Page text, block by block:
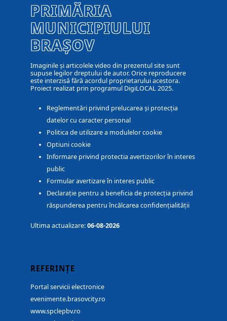
PRIMĂRIA
MUNICIPIULUI
BRAȘOV
Imaginile și articolele video din prezentul site sunt
supuse legilor dreptului de autor. Orice reproducere
este interzisă fără acordul proprietarului acestora.
Proiect realizat prin programul DigiLOCAL 2025.
Reglementări privind prelucarea și protecția
datelor cu caracter personal
Politica de utilizare a modulelor cookie
Optiuni cookie
Informare privind protectia avertizorilor în interes
public
Formular avertizare în interes public
Declarație pentru a beneficia de protecția privind
răspunderea pentru încălcarea confidențialității
Ultima actualizare:06-08-2026
REFERINȚE
Portal servicii electronice
evenimente.brasovcity.ro
www.spclepbv.ro